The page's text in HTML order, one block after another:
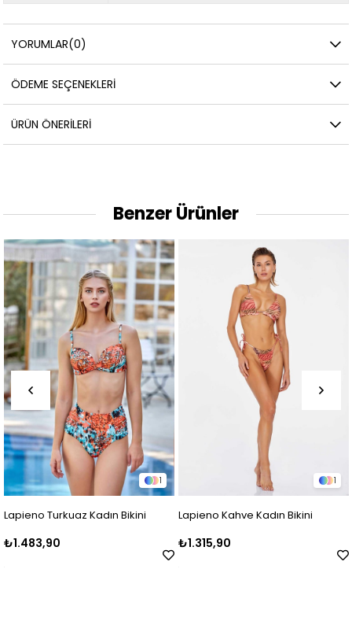
YORUMLAR(0)
ÖDEME SEÇENEKLERI
ÜRÜN ÖNERILERI
Benzer Ürünler
1
Turkuaz Kadın Bikini Lapieno Kahve Kadın Bikini
₺1.315,90